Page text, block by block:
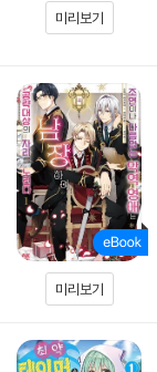
미리보기
미리보기